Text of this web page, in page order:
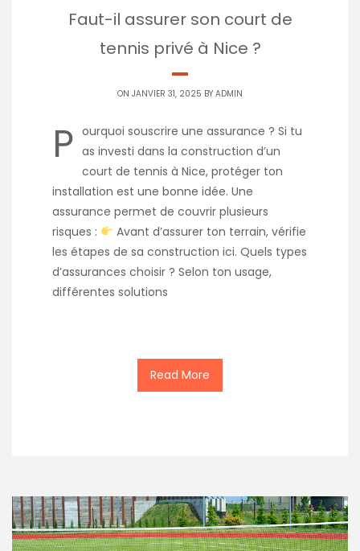
Faut-il assurer son court de
tennis privé à Nice ?
ON JANVIER 31, 2025 BY ADMIN
P ourquoi souscrire une assurance ? Si tu
as investi dans la construction d’un
court de tennis à Nice, protéger ton
installation est une bonne idée. Une
assurance permet de couvrir plusieurs
risques :
Avant d’assurer ton terrain, vérifie
les étapes de sa construction ici. Quels types
d’assurances choisir ? Selon ton usage,
différentes solutions
Read More